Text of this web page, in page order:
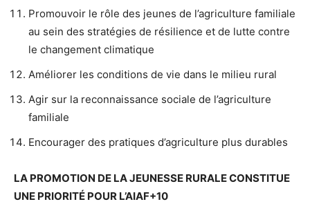
Promouvoir le rôle des jeunes de l’agriculture familiale
au sein des stratégies de résilience et de lutte contre
le changement climatique
Améliorer les conditions de vie dans le milieu rural
Agir sur la reconnaissance sociale de l’agriculture
familiale
Encourager des pratiques d’agriculture plus durables
LA PROMOTION DE LA JEUNESSE RURALE CONSTITUE
UNE PRIORITÉ POUR L’AIAF+10